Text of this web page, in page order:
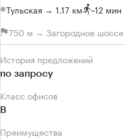
Тульская → 1.17 км ~12 мин
750 м → Загородное шоссе
История предложений
по запросу
Класс офисов
B
Преимущества